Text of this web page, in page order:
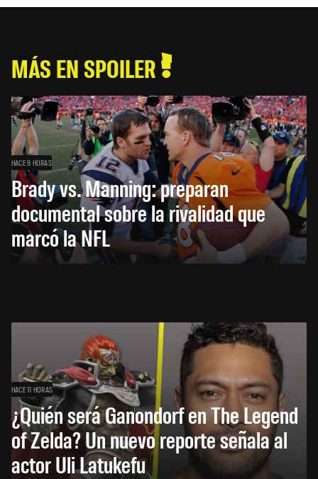
MÁS EN SPOILER
HACE 9 HORAS
Brady vs. Manning: preparan
documental sobre la rivalidad que
marcó la NFL
HACE 11 HORAS
¿Quién será Ganondorf en The Legend
of Zelda? Un nuevo reporte señala al
actor Uli Latukefu